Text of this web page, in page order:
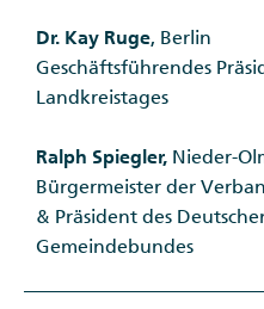
Dr. Kay Ruge, Berlin
Geschäftsführendes
Landkreistages
Ralph Spiegler, Nieder-
Bürgermeister der
& Präsident des
Gemeindebundes